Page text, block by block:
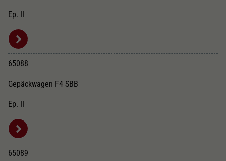
Ep. II
65088
Gepäckwagen F4 SBB
Ep. II
65089